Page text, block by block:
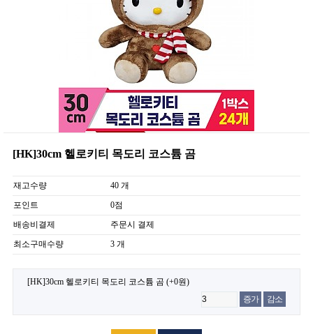
[HK]30cm 헬로키티 목도리 코스튬 곰
재고수량
40 개
포인트
0점
배송비결제
주문시 결제
최소구매수량
3 개
[HK]30cm 헬로키티 목도리 코스튬 곰 (+0원)
증가
감소